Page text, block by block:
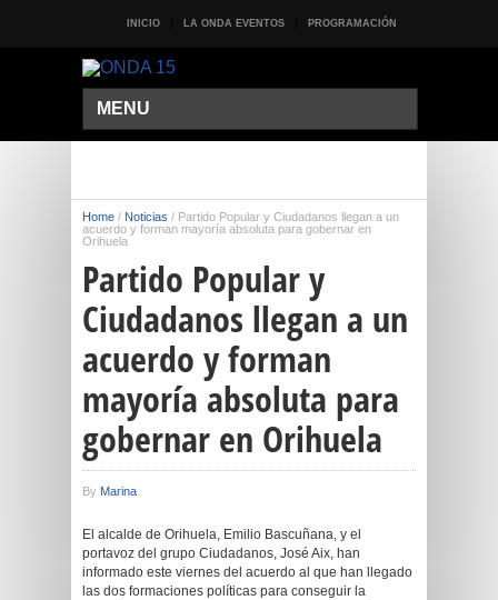
INICIO LA ONDA EVENTOS PROGRAMACIÓN
MENU
Home / Noticias / Partido Popular y Ciudadanos llegan a un
acuerdo y forman mayoría absoluta para gobernar en
Orihuela
Partido Popular y
Ciudadanos llegan a un
acuerdo y forman
mayoría absoluta para
gobernar en Orihuela
By Marina
El alcalde de Orihuela, Emilio Bascuñana, y el
portavoz del grupo Ciudadanos, José Aix, han
informado este viernes del acuerdo al que han llegado
las dos formaciones políticas para conseguir la